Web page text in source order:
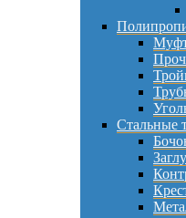
Стальные